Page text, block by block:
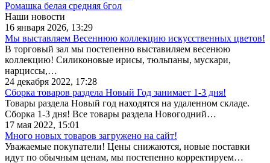
Ромашка белая средняя 6гол
Наши новости
16 января 2026, 13:29
Мы выставляем Весеннюю коллекцию искусственных цветов!
В торговый зал мы постепенно выставиляем весенюю
коллекцию! Силиконовые ирисы, тюльпаны, мускари,
нарциссы,…
24 декабря 2022, 17:28
Сборка товаров раздела Новый Год занимает 1-3 дня!
Товары раздела Новый год находятся на удаленном складе.
Сборка 1-3 дня! Все товары раздела Новогодний…
17 мая 2022, 15:01
Много новых товаров загружено на сайт!
Уважаемые покупатели! Цены снижаются, новые поставки
идут по обычным ценам, мы постепенно корректируем…